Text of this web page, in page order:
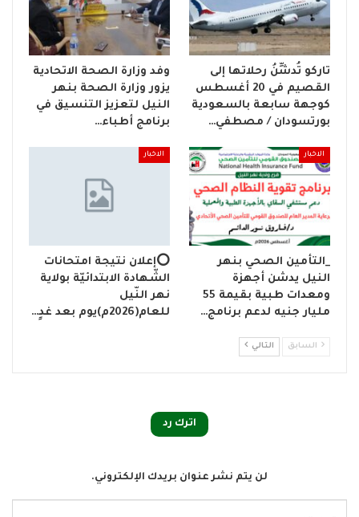
تاركو تُدشِّنُ رحلاتها إلى
القصيم في 20 أغسطس
كوجهة سابعة بالسعودية
بورتسودان / مصطفي…
وفد وزارة الصحة الاتحادية
يزور وزارة الصحة بنهر
النيل لتعزيز التنسيق في
برنامج أطباء…
الاخبار
_التأمين الصحي بنهر
النيل يدشن أجهزة
ومعدات طبية بقيمة 55
مليار جنيه لدعم برنامج…
الاخبار
⭕إعلان نتيجة امتحانات
الشّهادة الابتدائيّة بولاية
نهر النّيل
للعام(2026م)يوم بعد غدٍ…
السابق التالي
اترك رد
لن يتم نشر عنوان بريدك الإلكتروني.